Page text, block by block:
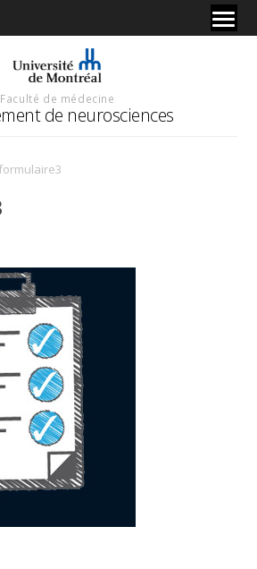
Faculté de médecine
de neurosciences
formulaire3